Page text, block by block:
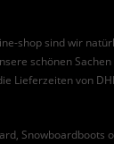
shop sind wir
schönen
Lieferzeiten von
Snowboardboots